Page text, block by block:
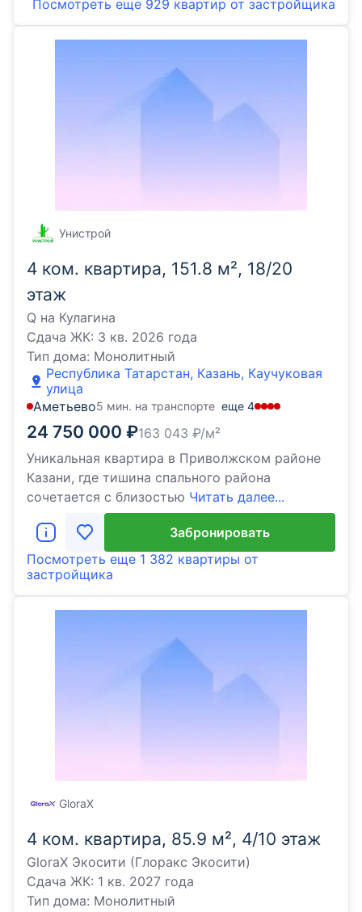
Посмотреть еще 929 квартир от застройщика
4 ком. квартира, 151.8 м², 18/20
этаж
Q на Кулагина
Сдача ЖК: 3 кв. 2026 года
Тип дома: Монолитный
Республика Татарстан, Казань, Каучуковая
улица
Аметьево5 мин. на транспорте еще 4
24 750 000 ₽163 043 ₽/м²
Уникальная квартира в Приволжском районе
Казани, где тишина спального района
сочетается с близостью Читать далее...
Унистрой
Забронировать
Посмотреть еще 1 382 квартиры от
застройщика
4 ком. квартира, 85.9 м², 4/10 этаж
GloraX Экосити (Глоракс Экосити)
Сдача ЖК: 1 кв. 2027 года
Тип дома: Монолитный
GloraX